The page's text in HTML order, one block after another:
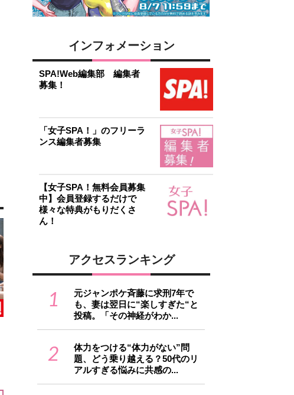
インフォメーション
SPA!Web編集部 編集者
募集！
「女子SPA！」のフリーラ
ンス編集者募集
【女子SPA！無料会員募集
中】会員登録するだけで
様々な特典がもりだくさ
ん！
アクセスランキング
1
元ジャンポケ斉藤に求刑7年で
も、妻は翌日に“楽しすぎた“と
投稿。「その神経がわか...
2
体力をつける“体力がない”問
題、どう乗り越える？50代のリ
アルすぎる悩みに共感の...